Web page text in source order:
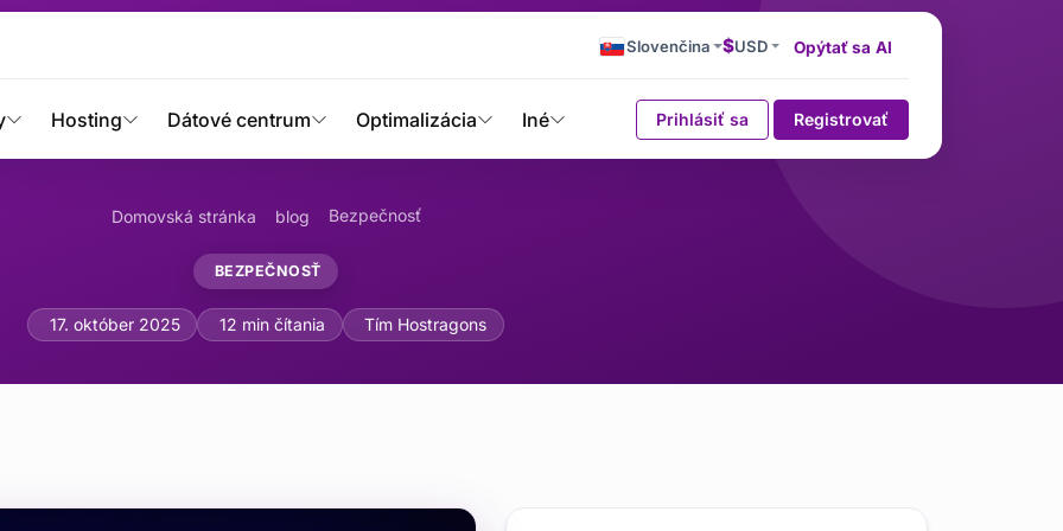
Slovenčina $USD Opýtať sa AI
Hosting Dátové centrum Optimalizácia Iné Prihlásiť sa Registrovať
Domovská stránka blog Bezpečnosť
BEZPEČNOSŤ
Security vs Wordfence: Bezpečnostné pluginy
17. október 2025 12 min čítania Tím Hostragons